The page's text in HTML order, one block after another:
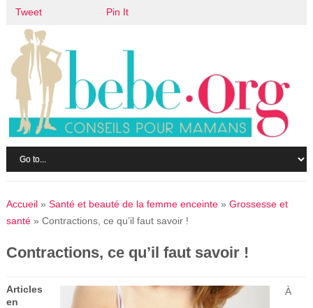
Accueil» Santé et beauté de la femme enceinte» Grossesse et
santé» Contractions, ce qu’il faut savoir !
Contractions, ce qu’il faut savoir !
À
Articles
en
Tweet Pin It